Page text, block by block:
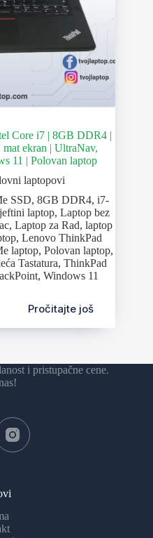
Core i7 | 8GB DDR4 |
ekran | UltraNav,
11 | Polovan laptop
laptopovi
SSD, 8GB DDR4, i7-
jeftini laptop, Laptop bez
,Laptop za Rad,laptop
, Lenovo ThinkPad
laptop, Polovan laptop,
Tastatura, ThinkPad
,Windows 11
Pročitajte još
i pristupačne cene.